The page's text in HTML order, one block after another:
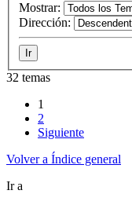
Mostrar:
Dirección:
32 temas
1
2
Siguiente
Volver a Índice general
Ir a